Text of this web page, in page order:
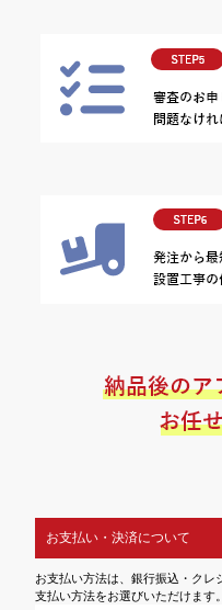
お支払い・決済について
お支払い方法は、銀行振込・ク
支払い方法をお選びいただけます。